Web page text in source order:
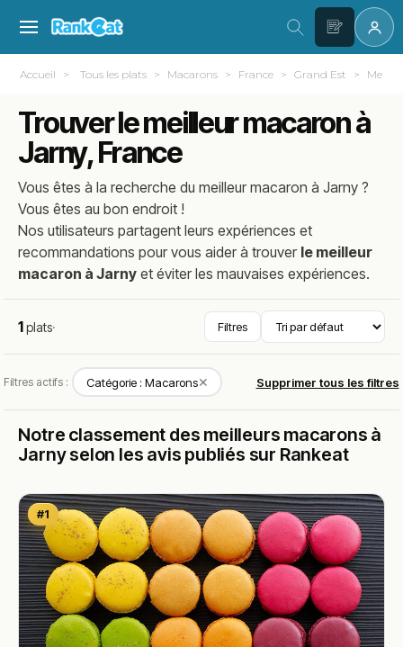
Accueil Tous les plats Macarons France Grand Est
Trouver le meilleur macaron à
Jarny, France
Vous êtes à la recherche du meilleurmacaron àJarny ?
Vous êtes au bon endroit !
Nos utilisateurs partagent leurs expériences et
recommandations pour vous aider à trouver le meilleur
macaron à Jarny et éviter les mauvaises expériences.
1plats· Filtres
Filtres actifs : Catégorie : Macarons✕ Supprimer tous les filtres
Notre classement des meilleurs macarons à
Jarny selon les avis publiés sur Rankeat
#1